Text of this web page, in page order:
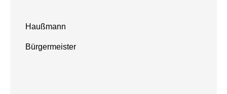
Haußmann
Bürgermeister